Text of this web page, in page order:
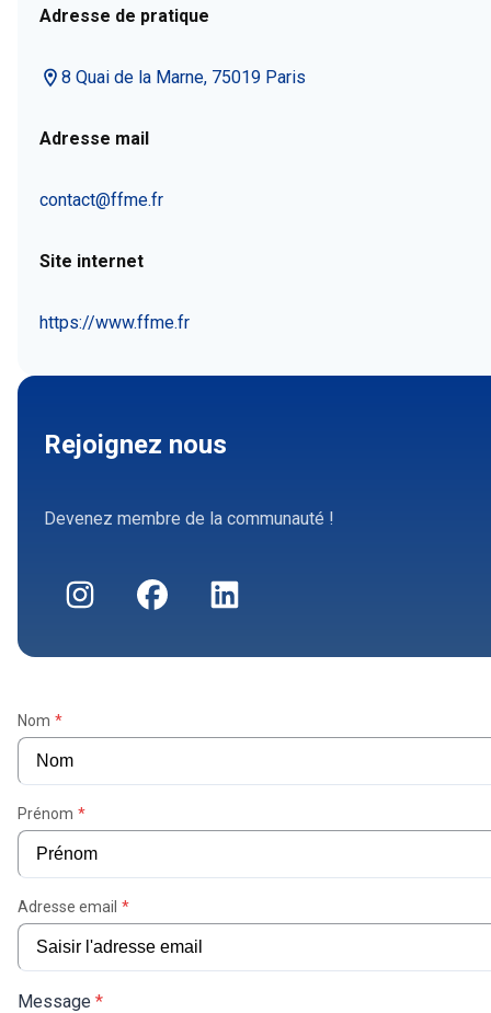
Adresse de pratique
8 Quai de la Marne, 75019 Paris
Adresse mail
contact@ffme.fr
Site internet
https://www.ffme.fr
Rejoignez nous
Devenez membre de la communauté !
Nom *
Prénom *
Adresse email *
Message *